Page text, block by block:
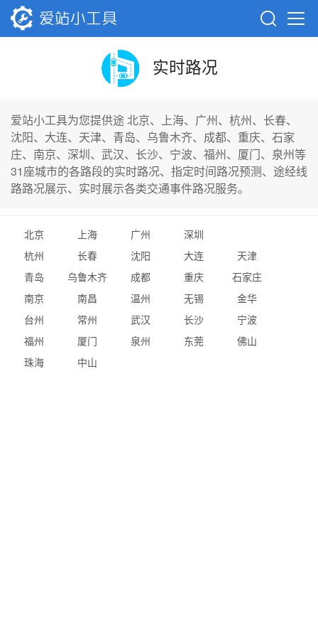
实时路况
爱站小工具为您提供途 北京、上海、广州、杭州、长春、
沈阳、大连、天津、青岛、乌鲁木齐、成都、重庆、石家
庄、南京、深圳、武汉、长沙、宁波、福州、厦门、泉州等
31座城市的各路段的实时路况、指定时间路况预测、途经线
路路况展示、实时展示各类交通事件路况服务。
北京 上海 广州
深圳
杭州
长春 沈阳 大连
天津
青岛
乌鲁木齐 成都 重庆
石家庄
南京
南昌 温州 无锡
金华
台州
常州 武汉 长沙
宁波
福州
厦门 泉州 东莞
佛山
珠海
中山